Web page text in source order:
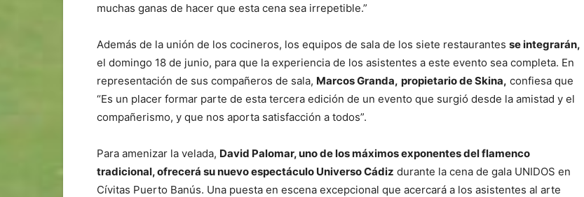
muchas ganas de hacer que esta cena sea irrepetible.”
Además de la unión de los cocineros, los equipos de sala de los siete restaurantes se integrarán,
el domingo 18 de junio, para que la experiencia de los asistentes a este evento sea completa. En
representación de sus compañeros de sala, Marcos Granda, propietario de Skina, confiesa que
“Es un placer formar parte de esta tercera edición de un evento que surgió desde la amistad y el
compañerismo, y que nos aporta satisfacción a todos”.
Para amenizar la velada, David Palomar, uno de los máximos exponentes del flamenco
tradicional, ofrecerá su nuevo espectáculo Universo Cádiz durante la cena de gala UNIDOS en
Cívitas Puerto Banús. Una puesta en escena excepcional que acercará a los asistentes al arte